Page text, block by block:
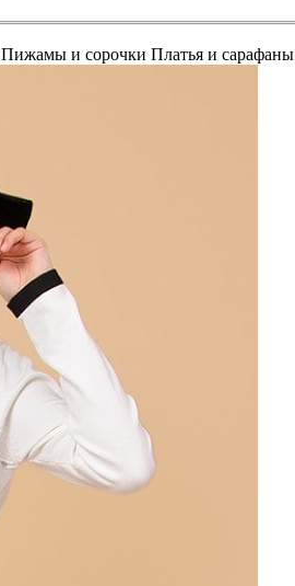
Пижамы и сорочки Платья и сарафаны